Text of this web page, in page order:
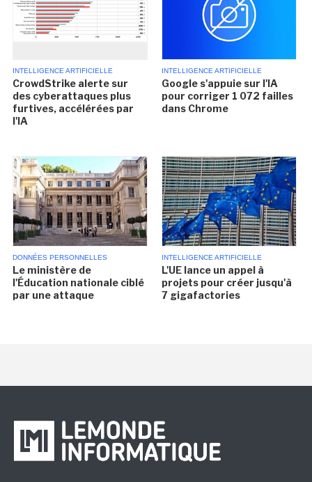
INTELLIGENCE ARTIFICIELLE
CrowdStrike alerte sur
des cyberattaques plus
furtives, accélérées par
l'IA
INTELLIGENCE ARTIFICIELLE
Google s'appuie sur l'IA
pour corriger 1 072 failles
dans Chrome
DONNÉES PERSONNELLES
Le ministère de
l'Éducation nationale ciblé
par une attaque
INTELLIGENCE ARTIFICIELLE
L'UE lance un appel à
projets pour créer jusqu'à
7 gigafactories